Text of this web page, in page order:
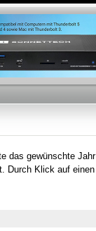
Direkt
zum
Inhalt
das gewünschte
Durch Klick auf